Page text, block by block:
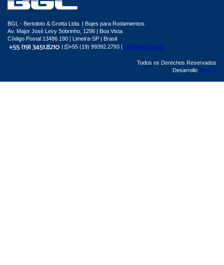
BGL - Bertoloto & Grotta Ltda. | Bujes para Rodamientos.
Av. Major José Levy Sobrinho, 1296 | Boa Vista
Código Postal 13486.190 | Limeira-SP | Brasil
|
+55 (19) 99392.2793 | info@bgl.com.br
Todos os Derechos Reservados
Desarrollo Sphera